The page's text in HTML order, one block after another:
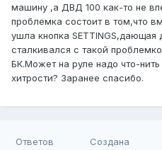
машину ,а ДВД 100 как-то не
проблемка состоит в том,что
ушла кнопка SETTINGS,дающая
сталкивался с такой
БК.Может на руле надо что-
хитрости? Заранее спасибо.
Ответов Создана